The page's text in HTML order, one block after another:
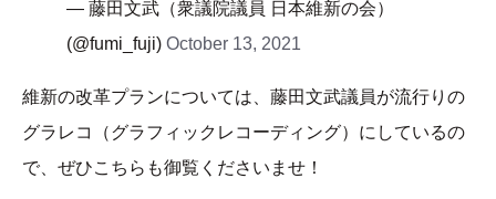
— 藤田文武（衆議院議員 日本維新の会）
(@fumi_fuji) October 13, 2021
維新の改革プランについては、藤田文武議員が流行りの
グラレコ（グラフィックレコーディング）にしているの
で、ぜひこちらも御覧くださいませ！